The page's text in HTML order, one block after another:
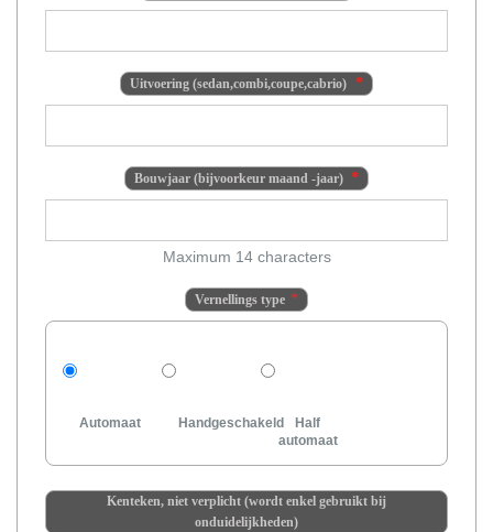
Uitvoering (sedan,combi,coupe,cabrio)
Bouwjaar (bijvoorkeur maand -jaar)
Maximum 14 characters
Vernellings type
Automaat Handgeschakeld
Half
automaat
Kenteken, niet verplicht (wordt enkel gebruikt bij
onduidelijkheden)